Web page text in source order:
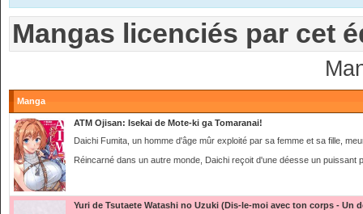
Mangas licenciés par cet
Manga
ATM Ojisan: Isekai de Mote-ki ga Tomaranai!
Daichi Fumita, un homme d'âge mûr exploité par sa femme et sa fille,
Réincarné dans un autre monde, Daichi reçoit d'une déesse un puissant
Yuri de Tsutaete Watashi no Uzuki (Dis-le-moi avec ton corps - Un